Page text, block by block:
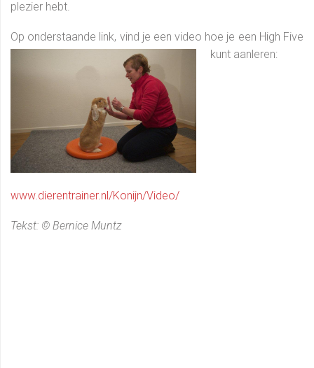
plezier hebt.
Op onderstaande link, vind je een video hoe je een High Five
kunt aanleren:
www.dierentrainer.nl/Konijn/Video/
Tekst: © Bernice Muntz